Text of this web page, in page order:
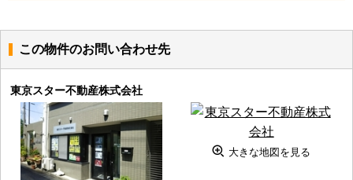
この物件のお問い合わせ先
東京スター不動産株式会社
大きな地図を見る